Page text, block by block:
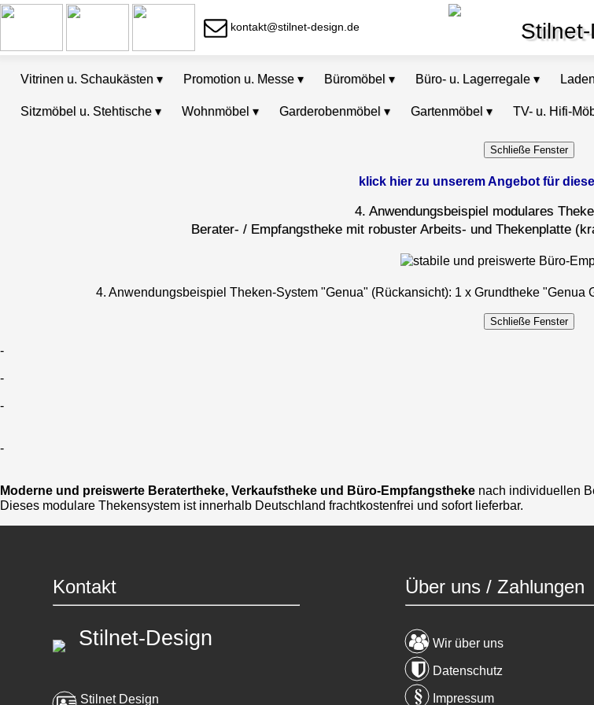
kontakt@stilnet-design.de
klick hier zu unserem Angebot für
4. Anwendungsbeispiel modulares
Berater- / Empfangstheke mit robuster Arbeits- und Thekenplatte
4. Anwendungsbeispiel Theken-System "Genua" (Rückansicht): 1 x Grundtheke "Genua
-
-
-
-
Moderne und preiswerte Beratertheke, Verkaufstheke und Büro-Empfangstheke nach individuellen
Dieses modulare Thekensystem ist innerhalb Deutschland frachtkostenfrei und sofort lieferbar.
Vitrinen u. Schaukästen ▾ Promotion u. Messe ▾ Büromöbel ▾ Büro- u. Lagerregale ▾
Sitzmöbel u. Stehtische ▾ Wohnmöbel ▾ Garderobenmöbel ▾ Gartenmöbel ▾ TV- u. Hifi-
Kontakt
Stilnet-Design
Stilnet Design
Über uns / Zahlungen
Wir über uns
Datenschutz
Impressum